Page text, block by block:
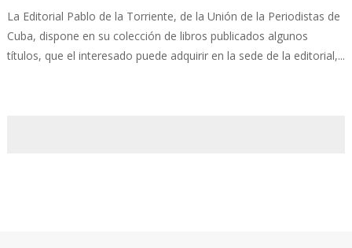
La Editorial Pablo de la Torriente, de la Unión de la Periodistas de
Cuba, dispone en su colección de libros publicados algunos
títulos, que el interesado puede adquirir en la sede de la editorial,...